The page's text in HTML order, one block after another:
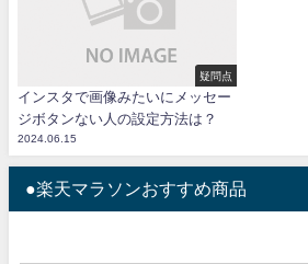
疑問点
インスタで画像みたいにメッセー
ジボタンない人の設定方法は？
2024.06.15
●楽天マラソンおすすめ商品